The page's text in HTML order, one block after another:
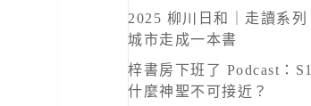
v
e
:
2025 柳川日和｜走讀系
城市走成一本書
梓書房下班了 Podcast：
什麼神聖不可接近？